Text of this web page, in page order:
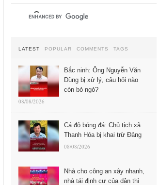
LATEST POPULAR COMMENTS TAGS
Bắc ninh: Ông Nguyễn Văn
Dũng bị xử lý, câu hỏi nào
còn bỏ ngỏ?
08/08/2026
Cá độ bóng đá: Chủ tịch xã
Thanh Hóa bị khai trừ Đảng
08/08/2026
Nhà cho công an xây nhanh,
nhà tái định cư của dân thì